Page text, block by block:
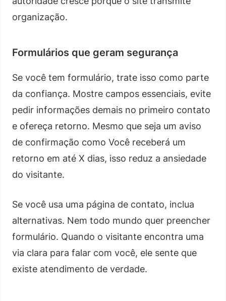
organização.
Formulários que geram segurança
Se você tem formulário, trate isso como parte
da confiança. Mostre campos essenciais, evite
pedir informações demais no primeiro contato
e ofereça retorno. Mesmo que seja um aviso
de confirmação como Você receberá um
retorno em até X dias, isso reduz a ansiedade
do visitante.
Se você usa uma página de contato, inclua
alternativas. Nem todo mundo quer preencher
formulário. Quando o visitante encontra uma
via clara para falar com você, ele sente que
existe atendimento de verdade.